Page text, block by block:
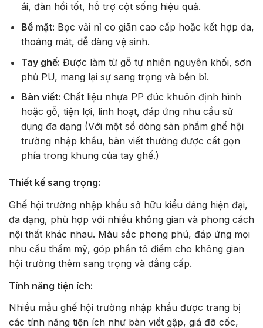
ái, đàn hồi tốt, hỗ trợ cột sống hiệu quả.
Bề mặt: Bọc vải nỉ co giãn cao cấp hoặc kết hợp da,
thoáng mát, dễ dàng vệ sinh.
Tay ghế: Được làm từ gỗ tự nhiên nguyên khối, sơn
phủ PU, mang lại sự sang trọng và bền bỉ.
Bàn viết: Chất liệu nhựa PP đúc khuôn định hình
hoặc gỗ, tiện lợi, linh hoạt, đáp ứng nhu cầu sử
dụng đa dạng (Với một số dòng sản phẩm ghế hội
trường nhập khẩu, bàn viết thường được cất gọn
phía trong khung của tay ghế.)
Thiết kế sang trọng:
Ghế hội trường nhập khẩu sở hữu kiểu dáng hiện đại,
đa dạng, phù hợp với nhiều không gian và phong cách
nội thất khác nhau. Màu sắc phong phú, đáp ứng mọi
nhu cầu thẩm mỹ, góp phần tô điểm cho không gian
hội trường thêm sang trọng và đẳng cấp.
Tính năng tiện ích:
Nhiều mẫu ghế hội trường nhập khẩu được trang bị
các tính năng tiện ích như bàn viết gập, giá đỡ cốc,